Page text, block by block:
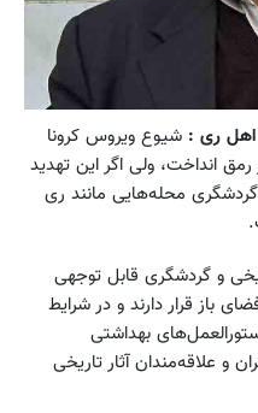
ری : شیوع ویروس کرونا
انداخت، ولی اگر این تهدید
محله‌هایی مانند ری
آثار تاریخی و گردشگری قابل توجهی
باز قرار دارند و در شرایط
بهداشتی
و علاقه‌مندان آثار تاریخی